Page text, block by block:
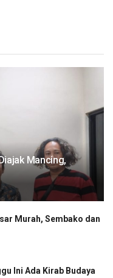
Mancing,
Murah, Sembako dan
Ini Ada Kirab Budaya